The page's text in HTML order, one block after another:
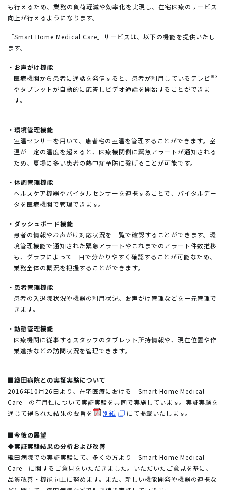
も行えるため、業務の負荷軽減や効率化を実現し、在宅医療のサービス
向上が行えるようになります。
「Smart Home Medical Care」サービスは、以下の機能を提供いたし
ます。
・お声がけ機能
医療機関から患者に通話を発信すると、患者が利用しているテレビ※3
やタブレットが自動的に応答しビデオ通話を開始することができま
す。
・環境管理機能
室温センサーを用いて、患者宅の室温を管理することができます。室
温が一定の温度を超えると、医療機関側に緊急アラートが通知される
ため、夏場に多い患者の熱中症予防に繋げることが可能です。
・体調管理機能
ヘルスケア機器やバイタルセンサーを連携することで、バイタルデー
タを医療機関で管理できます。
・ダッシュボード機能
患者の情報やお声がけ対応状況を一覧で確認することができます。環
境管理機能で通知された緊急アラートやこれまでのアラート件数推移
も、グラフによって一目で分かりやすく確認することが可能なため、
業務全体の概況を把握することができます。
・患者管理機能
患者の入退院状況や機器の利用状況、お声がけ管理などを一元管理で
きます。
・動態管理機能
医療機関に従事するスタッフのタブレット所持情報や、現在位置や作
業進捗などの訪問状況を管理できます。
■織田病院との実証実験について
2016年10月26日より、在宅医療における「Smart Home Medical
Care」の有用性について実証実験を共同で実施しています。実証実験を
通じて得られた結果の要旨を
別紙 にて掲載いたします。
■今後の展望
◆実証実験結果の分析および改善
織田病院での実証実験にて、多くの方より「Smart Home Medical
Care」に関するご意見をいただきました。いただいたご意見を基に、
品質改善・機能向上に努めます。また、新しい機能開発や機器の連携な